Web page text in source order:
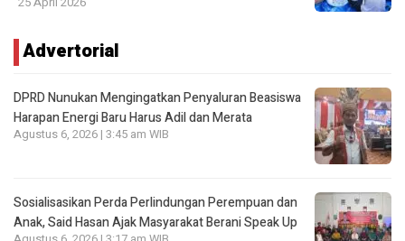
Advertorial
DPRD Nunukan Mengingatkan Penyaluran Beasiswa
Harapan Energi Baru Harus Adil dan Merata
Agustus 6, 2026 | 3:45 am WIB
Sosialisasikan Perda Perlindungan Perempuan dan
Anak, Said Hasan Ajak Masyarakat Berani Speak Up